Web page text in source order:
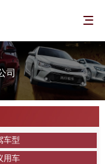
司
车型
用车